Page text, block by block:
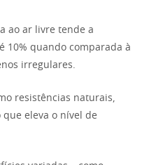
ao ar livre tende a
10% quando comparada à
irregulares.
resistências naturais,
eleva o nível de